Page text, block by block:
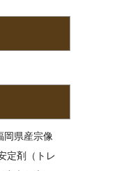
岡県産宗像
定剤（トレ